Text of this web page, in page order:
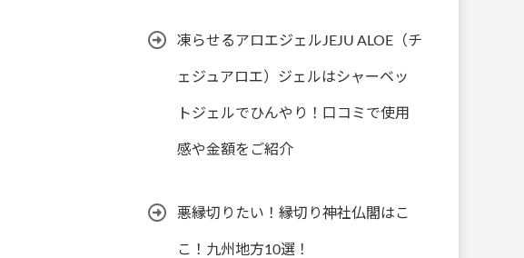
凍らせるアロエジェルJEJU ALOE（チ
ェジュアロエ）ジェルはシャーベッ
トジェルでひんやり！口コミで使用
感や金額をご紹介
悪縁切りたい！縁切り神社仏閣はこ
こ！九州地方10選！